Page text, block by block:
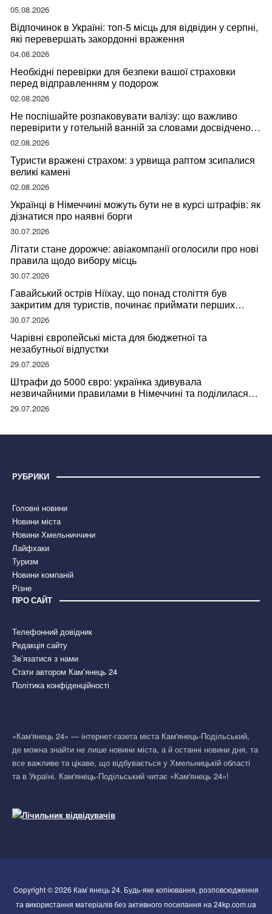
05.08.2026
Відпочинок в Україні: топ-5 місць для відвідин у серпні,
які перевершать закордонні враження
04.08.2026
Необхідні перевірки для безпеки вашої страховки
перед відправленням у подорож
02.08.2026
Не поспішайте розпаковувати валізу: що важливо
перевірити у готельній ванній за словами досвідченої
мандрівниці
02.08.2026
Туристи вражені страхом: з урвища раптом зсипалися
великі камені
02.08.2026
Українці в Німеччині можуть бути не в курсі штрафів: як
дізнатися про наявні борги
30.07.2026
Літати стане дорожче: авіакомпанії оголосили про нові
правила щодо вибору місць
30.07.2026
Гавайський острів Ніїхау, що понад століття був
закритим для туристів, починає приймати перших
відвідувачів
30.07.2026
Чарівні європейські міста для бюджетної та
незабутньої відпустки
29.07.2026
Штрафи до 5000 євро: українка здивувала
незвичайними правилами в Німеччині та поділилася
правдою
29.07.2026
РУБРИКИ
Головні новини
Новини міста
Новини Хмельниччини
Лайфхаки
Туризм
Новини компаній
Різне
ПРО САЙТ
Телефонний довідник
Редакція сайту
Зв’язатися з нами
Стати автором Кам’янець 24
Політика конфіденційності
«Кам'янець 24» — інтернет-газета міста Кам'янець-Подільський,
де можна знайти не лише новини міста, а й останні новини дня, та
все важливе та цікаве, що відбувається у Хмельницькій області
та в Україні. Кам'янець-Подільський читає «Кам'янець 24»!
Copyright © 2026 Кам`янець 24. Будь-яке копіювання, розповсюдження
та використання матеріалів без активного посилання на 24kp.com.ua